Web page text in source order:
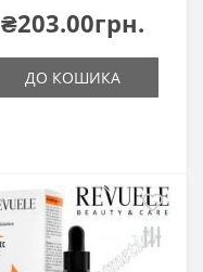
₴203.00грн.
ДО КОШИКА